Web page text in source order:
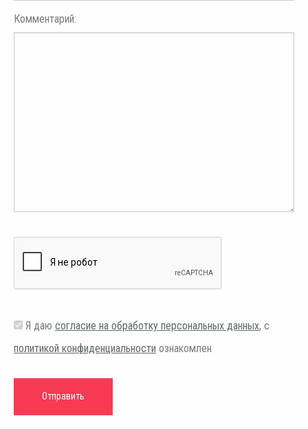
Комментарий:
Я даю согласие на обработку персональных данных, с
политикой конфиденциальности ознакомлен